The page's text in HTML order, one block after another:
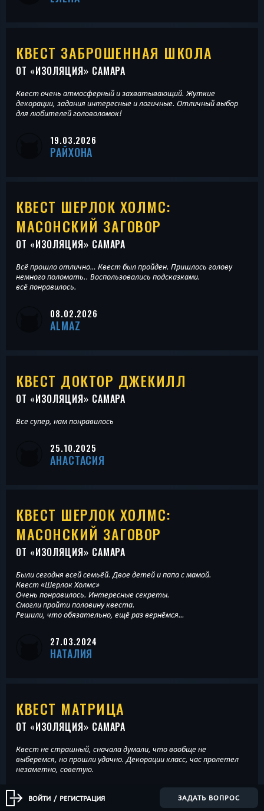
КВЕСТ ЗАБРОШЕННАЯ ШКОЛА
ОТ «ИЗОЛЯЦИЯ» САМАРА
Квест очень атмосферный и захватывающий. Жуткие
декорации, задания интересные и логичные. Отличный выбор
для любителей головоломок!
19.03.2026
РАЙХОНА
КВЕСТ ШЕРЛОК ХОЛМС:
МАСОНСКИЙ ЗАГОВОР
ОТ «ИЗОЛЯЦИЯ» САМАРА
Всё прошло отлично… Квест был пройден. Пришлось голову
немного поломать.. Воспользовались подсказками.
всё понравилось.
08.02.2026
ALMAZ
КВЕСТ ДОКТОР ДЖЕКИЛЛ
ОТ «ИЗОЛЯЦИЯ» САМАРА
Все супер, нам понравилось
25.10.2025
АНАСТАСИЯ
КВЕСТ ШЕРЛОК ХОЛМС:
МАСОНСКИЙ ЗАГОВОР
ОТ «ИЗОЛЯЦИЯ» САМАРА
Были сегодня всей семьёй. Двое детей и папа с мамой.
Квест «Шерлок Холмс»
Очень понравилось. Интересные секреты.
Смогли пройти половину квеста.
Решили, что обязательно, ещё раз вернёмся…
27.03.2024
НАТАЛИЯ
КВЕСТ МАТРИЦА
ОТ «ИЗОЛЯЦИЯ» САМАРА
Квест не страшный, сначала думали, что вообще не
выберемся, но прошли удачно. Декорации класс, час пролетел
незаметно, советую.
08.01.2024
ВОЙТИ / РЕГИСТРАЦИЯ ЗАДАТЬ ВОПРОС